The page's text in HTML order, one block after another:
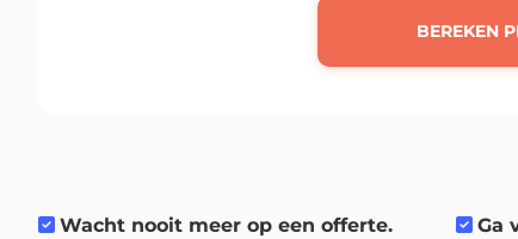
BEREKEN
Wacht nooit meer op een offerte.
Ga